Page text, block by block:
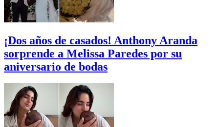
¡Dos años de casados! Anthony Aranda
sorprende a Melissa Paredes por su
aniversario de bodas